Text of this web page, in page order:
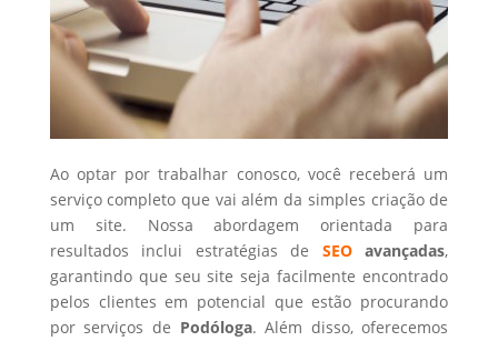
Ao optar por trabalhar conosco, você receberá um
serviço completo que vai além da simples criação de
um site. Nossa abordagem orientada para
resultados inclui estratégias de SEOavançadas,
garantindo que seu site seja facilmente encontrado
pelos clientes em potencial que estão procurando
por serviços de Podóloga. Além disso, oferecemos